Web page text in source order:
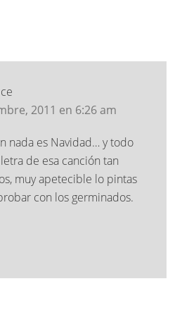
2011 en 6:26 am
nada es Navidad… y todo
de esa canción tan
muy apetecible lo pintas
con los germinados.